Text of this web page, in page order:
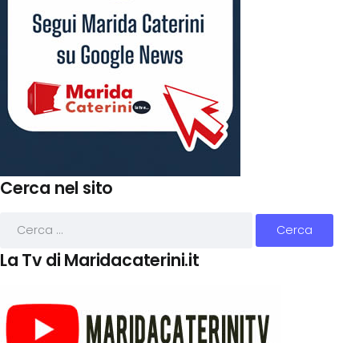
Cerca nel sito
La Tv di Maridacaterini.it